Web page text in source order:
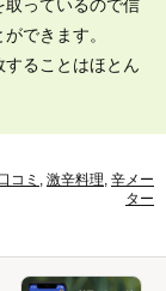
取っているので信
できます。
ることはほとん
コミ 激辛料理 辛メー
ター